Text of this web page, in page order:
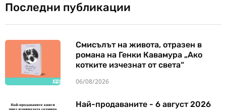
Последни публикации
Смисълът на живота, отразен в
романа на Генки Кавамура „Ако
котките изчезнат от света“
06/08/2026
Най-продаваните - 6 август 2026